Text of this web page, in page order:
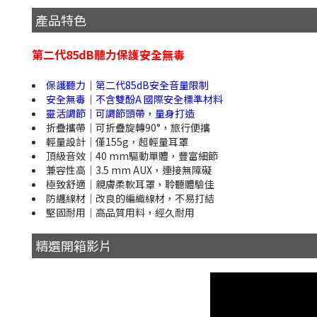
產品特色
第二代85dB聽力保護安全無毒
保護聽力｜第二代85dB安全音量限制
安全無毒｜不含雙酚A 國際安全標準材料
靈活調節｜可調節頭帶，量身打造
折疊攜帶｜可折疊旋轉90°，旅行便攜
輕量設計｜僅155g，超輕量耳罩
頂級音效｜40 mm驅動單體，豐富細節
兼容性高｜3.5 mm AUX，連接無障礙
極致舒適｜親膚柔軟耳罩，聆聽體驗佳
防纏線材｜改良的編織線材，不易打結
堅固耐用｜高品質用料，經久耐用
精選開箱影片